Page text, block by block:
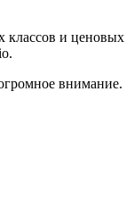
классов и ценовых
внимание.